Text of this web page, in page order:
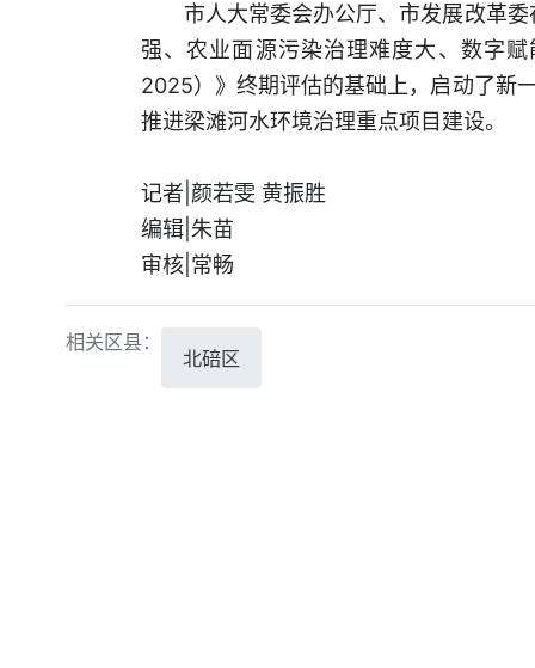
市人大常委会办公厅、市发展改革
强、农业面源污染治理难度大、数字
2025）》终期评估的基础上，启动了新
推进梁滩河水环境治理重点项目建设。
记者|颜若雯 黄振胜
编辑|朱苗
审核|常畅
相关区县：
北碚区